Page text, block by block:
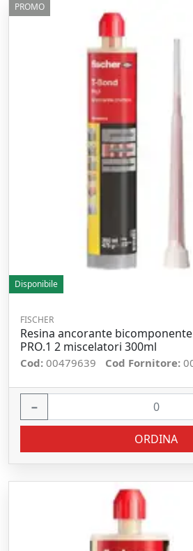
Disponibile
PROMO
FISCHER
Resina ancorante bicomponente
PRO.1 2 miscelatori 300ml
Cod: 00479639 Cod Fornitore:
−
ORDINA